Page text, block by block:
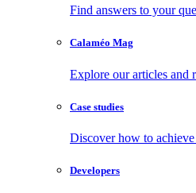
Find answers to your
Calaméo Mag
Explore our articles and
Case studies
Discover how to
Developers